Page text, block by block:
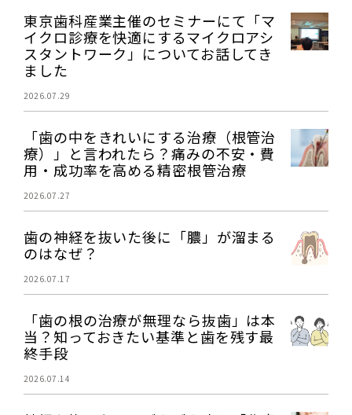
東京歯科産業主催のセミナーにて「マ
イクロ診療を快適にするマイクロアシ
スタントワーク」についてお話してき
ました
2026.07.29
「歯の中をきれいにする治療（根管治
療）」と言われたら？痛みの不安・費
用・成功率を高める精密根管治療
2026.07.27
歯の神経を抜いた後に「膿」が溜まる
のはなぜ？
2026.07.17
「歯の根の治療が無理なら抜歯」は本
当？知っておきたい基準と歯を残す最
終手段
2026.07.14